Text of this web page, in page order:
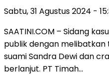
Sabtu, 31 Agustus 2024 -
SAATINI.COM – Sidang
publik dengan melibatkan
suami Sandra Dewi dan
berlanjut. PT Timah…